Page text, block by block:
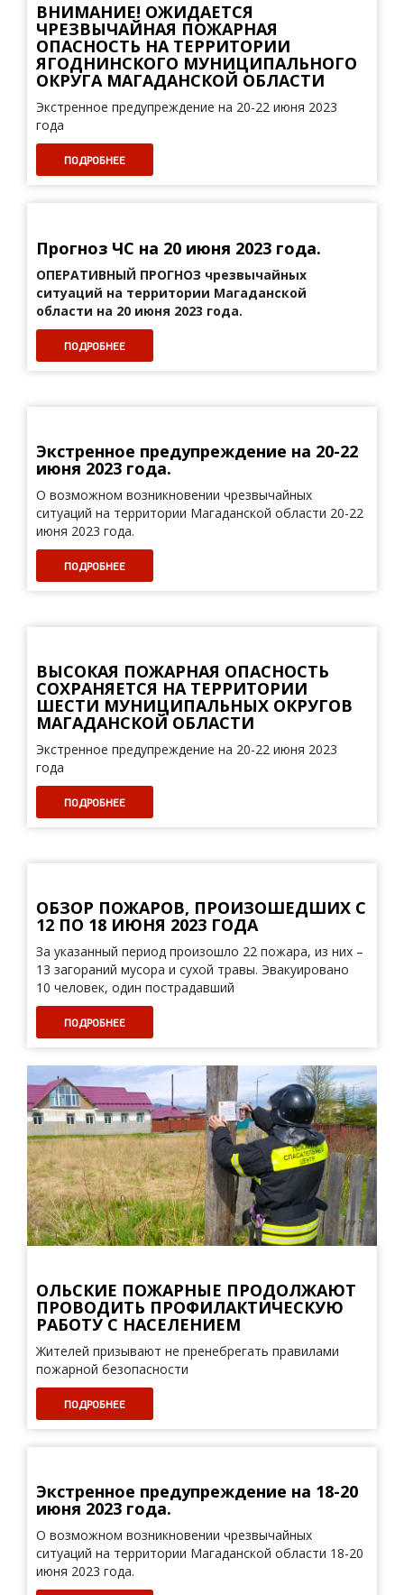
ВНИМАНИЕ! ОЖИДАЕТСЯ
ЧРЕЗВЫЧАЙНАЯ ПОЖАРНАЯ
ОПАСНОСТЬ НА ТЕРРИТОРИИ
ЯГОДНИНСКОГО МУНИЦИПАЛЬНОГО
ОКРУГА МАГАДАНСКОЙ ОБЛАСТИ
Экстренное предупреждение на 20-22 июня 2023
года
ПОДРОБНЕЕ
Прогноз ЧС на 20 июня 2023 года.
ОПЕРАТИВНЫЙ ПРОГНОЗ чрезвычайных
ситуаций на территории Магаданской
области на 20 июня 2023 года.
ПОДРОБНЕЕ
Экстренное предупреждение на 20-22
июня 2023 года.
О возможном возникновении чрезвычайных
ситуаций на территории Магаданской области 20-22
июня 2023 года.
ПОДРОБНЕЕ
ВЫСОКАЯ ПОЖАРНАЯ ОПАСНОСТЬ
СОХРАНЯЕТСЯ НА ТЕРРИТОРИИ
ШЕСТИ МУНИЦИПАЛЬНЫХ ОКРУГОВ
МАГАДАНСКОЙ ОБЛАСТИ
Экстренное предупреждение на 20-22 июня 2023
года
ПОДРОБНЕЕ
ОБЗОР ПОЖАРОВ, ПРОИЗОШЕДШИХ С
12 ПО 18 ИЮНЯ 2023 ГОДА
За указанный период произошло 22 пожара, из них –
13 загораний мусора и сухой травы. Эвакуировано
10 человек, один пострадавший
ПОДРОБНЕЕ
ОЛЬСКИЕ ПОЖАРНЫЕ ПРОДОЛЖАЮТ
ПРОВОДИТЬ ПРОФИЛАКТИЧЕСКУЮ
РАБОТУ С НАСЕЛЕНИЕМ
Жителей призывают не пренебрегать правилами
пожарной безопасности
ПОДРОБНЕЕ
Экстренное предупреждение на 18-20
июня 2023 года.
О возможном возникновении чрезвычайных
ситуаций на территории Магаданской области 18-20
июня 2023 года.